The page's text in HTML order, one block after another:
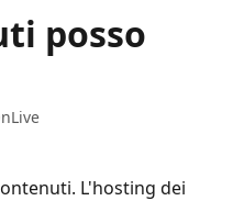
posso
L'hosting dei